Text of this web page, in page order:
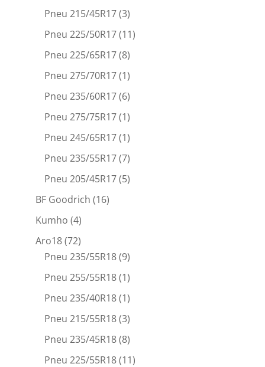
Pneu 215/45R17(3)
Pneu 225/50R17(11)
Pneu 225/65R17(8)
Pneu 275/70R17(1)
Pneu 235/60R17(6)
Pneu 275/75R17(1)
Pneu 245/65R17(1)
Pneu 235/55R17(7)
Pneu 205/45R17(5)
BF Goodrich (16)
Kumho (4)
Aro18(72)
Pneu 235/55R18(9)
Pneu 255/55R18(1)
Pneu 235/40R18(1)
Pneu 215/55R18(3)
Pneu 235/45R18(8)
Pneu 225/55R18(11)